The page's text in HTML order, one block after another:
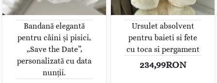
Bandană elegantă
pentru câini și pisici,
„Save the Date”,
personalizată cu data
nunții.
Ursulet absolvent
pentru baieti si fete
cu toca si pergament
234,99RON